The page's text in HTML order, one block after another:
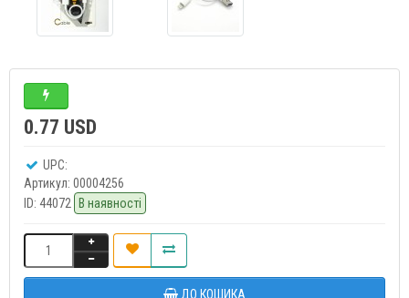
0.77 USD
UPC:
Артикул: 00004256
ID: 44072 В наявності
ДО КОШИКА